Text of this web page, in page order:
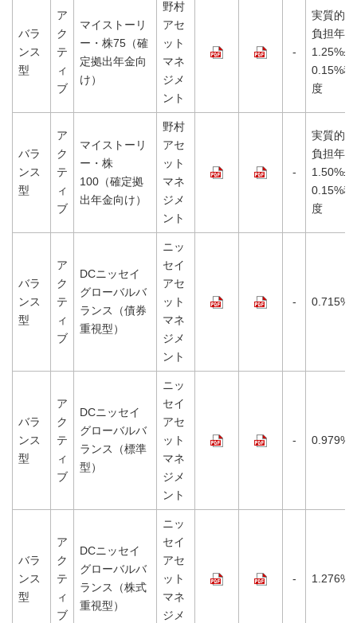
バラ
ンス
型
ア
ク
テ
ィ
ブ
マイストーリ
ー・株75（確
定拠出年金向
け）
野村
アセ
ット
マネ
ジメ
ント
-
実質的な
負担年
1.25%±
0.15%程
度
バラ
ンス
型
ア
ク
テ
ィ
ブ
マイストーリ
ー・株
100（確定拠
出年金向け）
野村
アセ
ット
マネ
ジメ
ント
-
実質的な
負担年
1.50%±
0.15%程
度
バラ
ンス
型
ア
ク
テ
ィ
ブ
DCニッセイ
グローバルバ
ランス（債券
重視型）
ニッ
セイ
アセ
ット
マネ
ジメ
ント
- 0.715%
バラ
ンス
型
ア
ク
テ
ィ
ブ
DCニッセイ
グローバルバ
ランス（標準
型）
ニッ
セイ
アセ
ット
マネ
ジメ
ント
- 0.979%
バラ
ンス
型
ア
ク
テ
ィ
ブ
DCニッセイ
グローバルバ
ランス（株式
重視型）
ニッ
セイ
アセ
ット
マネ
ジメ
- 1.276%